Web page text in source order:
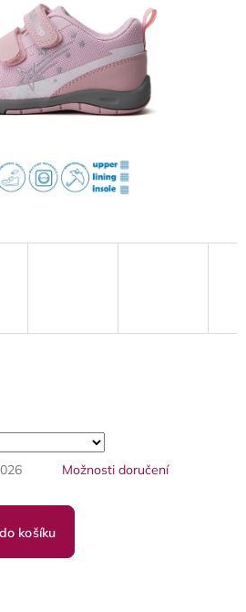
Možnosti doručení
košíku